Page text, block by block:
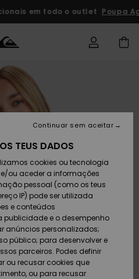
em todo o outlet Poupa
e
água
e
água
Shop
tua
TEUS DADOS
cookies ou tecnologia
ou aceder a informações
pessoal (como os teus
IP) pode ser utilizada
e conteúdos
publicidade e o desempenho
anúncios personalizados;
público; para desenvolver e
parceiros. Podes definir
ou recusar cookies que
ou para recusar
Continuar sem aceitar